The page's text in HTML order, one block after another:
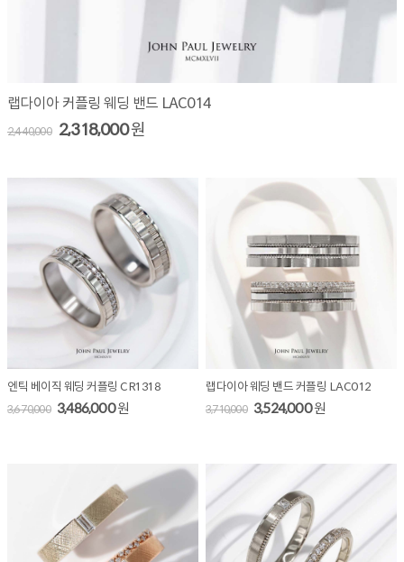
랩다이아 커플링 웨딩 밴드 LAC014
2,440,000 2,318,000원
엔틱 베이직 웨딩 커플링 CR1318
3,670,000 3,486,000원
랩다이아 웨딩 밴드 커플링 LAC012
3,710,000 3,524,000원